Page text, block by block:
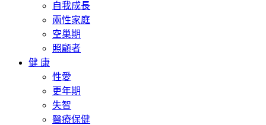
自我成長
兩性家庭
空巢期
照顧者
健 康
性愛
更年期
失智
醫療保健